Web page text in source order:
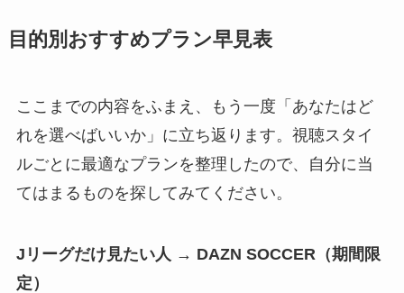
目的別おすすめプラン早見表
ここまでの内容をふまえ、もう一度「あなたはど
れを選べばいいか」に立ち返ります。視聴スタイ
ルごとに最適なプランを整理したので、自分に当
てはまるものを探してみてください。
Jリーグだけ見たい人 → DAZN SOCCER（期間限
定）